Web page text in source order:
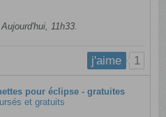
Aujourd'hui, 11h33.
j'aime 1
pour éclipse - gratuites
et gratuits